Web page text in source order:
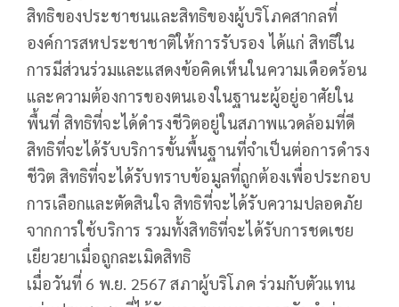
สิทธิของประชาชนและสิทธิของผู้บริโภคสากลที่
องค์การสหประชาชาติให้การรับรอง ได้แก่ สิทธิใน
การมีส่วนร่วมและแสดงข้อคิดเห็นในความเดือดร้อน
และความต้องการของตนเองในฐานะผู้อยู่อาศัยใน
พื้นที่ สิทธิที่จะได้ดำรงชีวิตอยู่ในสภาพแวดล้อมที่ดี
สิทธิที่จะได้รับบริการขั้นพื้นฐานที่จำเป็นต่อการดำรง
ชีวิต สิทธิที่จะได้รับทราบข้อมูลที่ถูกต้องเพื่อประกอบ
การเลือกและตัดสินใจ สิทธิที่จะได้รับความปลอดภัย
จากการใช้บริการ รวมทั้งสิทธิที่จะได้รับการชดเชย
เยียวยาเมื่อถูกละเมิดสิทธิ
เมื่อวันที่ 6 พ.ย. 2567 สภาผู้บริโภค ร่วมกับตัวแทน